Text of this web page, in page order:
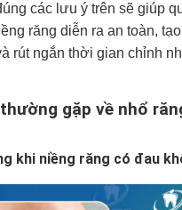
các lưu ý trên sẽ giúp
răng diễn ra an toàn,
rút ngắn thời gian chỉnh
gặp về nhổ
khi niềng răng có đau